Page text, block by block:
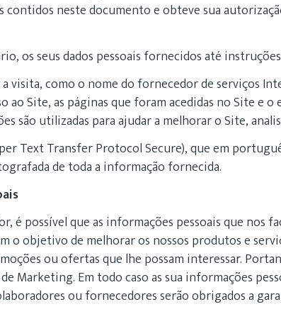
neste documento e obteve sua
os seus dados pessoais fornecidos até
visita, como o nome do fornecedor de serviços
ao Site, as páginas que foram acedidas no Site e
são utilizadas para ajudar a melhorar o Site,
Text Transfer Protocol Secure), que em
de toda a informação fornecida.
possível que as informações pessoais que nos
o objetivo de melhorar os nossos produtos e
ou ofertas que lhe possam interessar.
Em todo caso as sua informações
ou fornecedores serão obrigados a